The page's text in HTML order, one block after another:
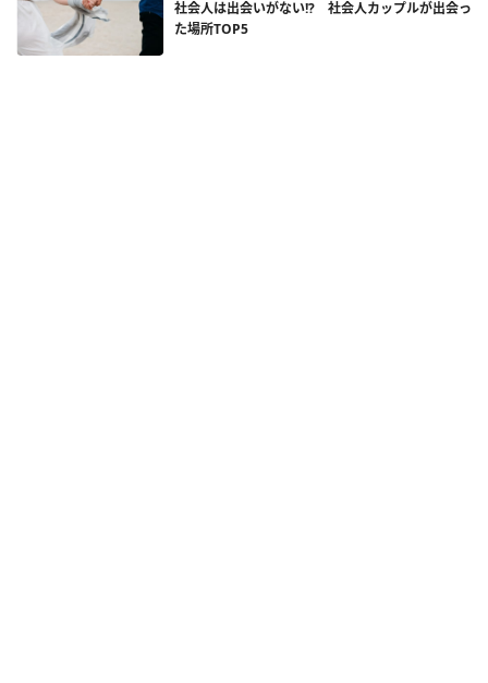
社会人は出会いがない!? 社会人カップルが出会っ
た場所TOP5